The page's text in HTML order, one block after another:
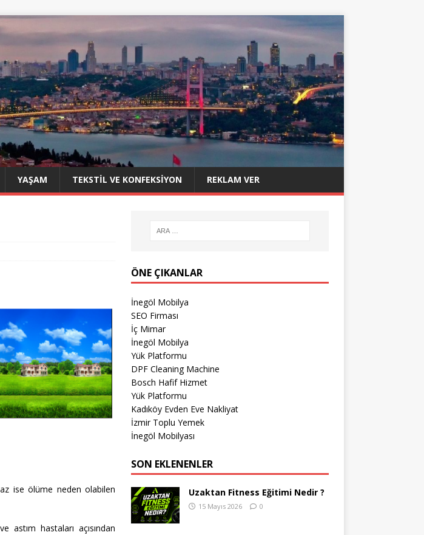
YAŞAM TEKSTIL VE KONFEKSIYON REKLAM VER
ise ölüme neden olabilen
hastaları açısından
ÖNE ÇIKANLAR
İnegöl Mobilya
SEO Firması
İç Mimar
İnegöl Mobilya
Yük Platformu
DPF Cleaning Machine
Bosch Hafif Hizmet
Yük Platformu
Kadıköy Evden Eve Nakliyat
İzmir Toplu Yemek
İnegöl Mobilyası
SON EKLENENLER
Uzaktan Fitness Eğitimi Nedir ?
15 Mayıs 2026 0